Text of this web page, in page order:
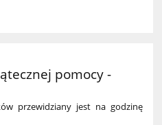
pomocy -
przewidziany jest na godzinę